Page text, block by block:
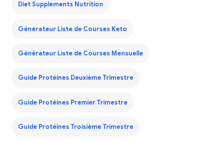
Diet Supplements Nutrition
Générateur Liste de Courses Keto
Générateur Liste de Courses Mensuelle
Guide Protéines Deuxième Trimestre
Guide Protéines Premier Trimestre
Guide Protéines Troisième Trimestre